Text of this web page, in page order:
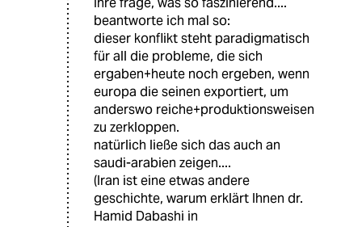
beantworte ich mal so:
dieser konflikt steht paradigmatisch
für all die probleme, die sich
ergaben+heute noch ergeben, wenn
europa die seinen exportiert, um
anderswo reiche+produktionsweisen
zu zerkloppen.
natürlich ließe sich das auch an
saudi-arabien zeigen....
(Iran ist eine etwas andere
geschichte, warum erklärt Ihnen dr.
Hamid Dabashi in